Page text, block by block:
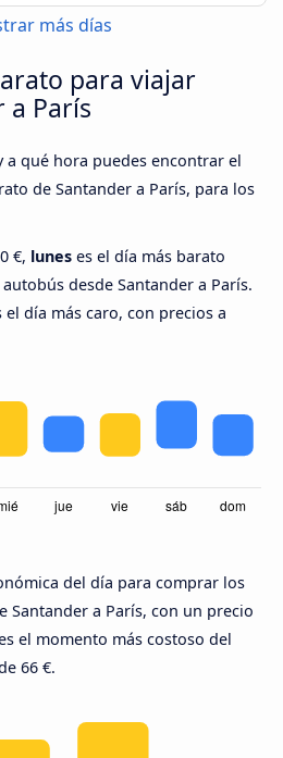
más días
para viajar
a París
a qué hora puedes encontrar el
de Santander a París, para los
€, lunes es el día más barato
desde Santander a París.
el día más caro, con precios a
del día para comprar los
Santander a París, con un precio
el momento más costoso del
66 €.